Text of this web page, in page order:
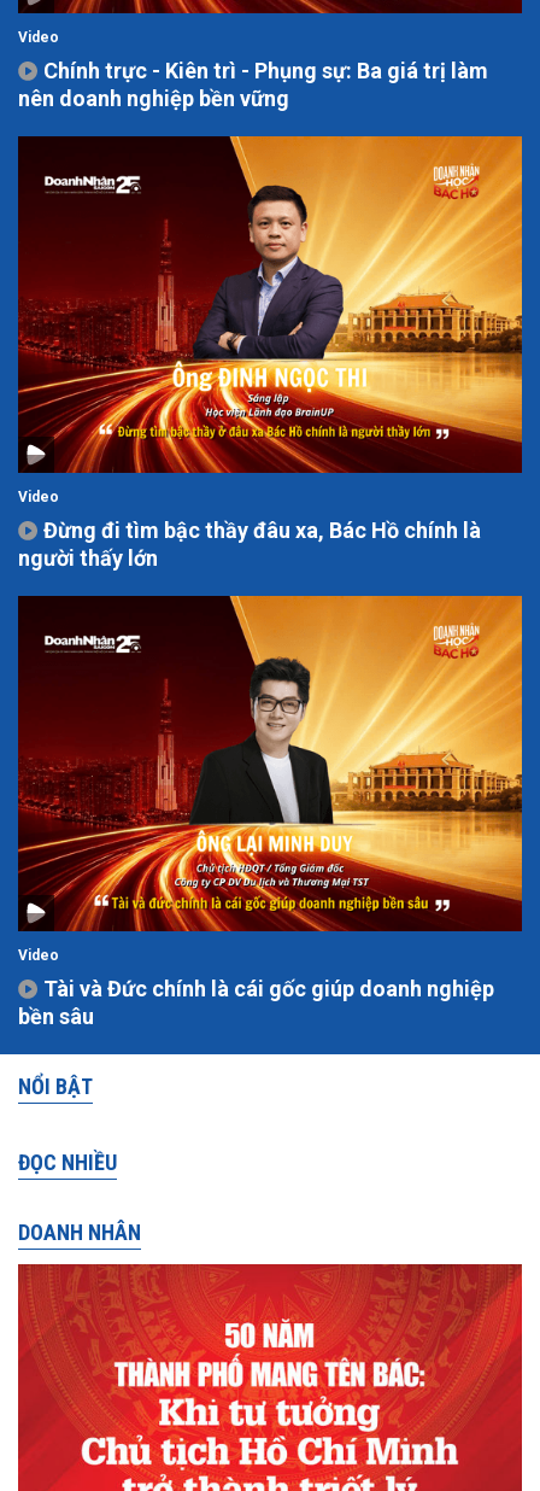
Video
Chính trực - Kiên trì - Phụng sự: Ba giá trị làm
nên doanh nghiệp bền vững
Video
Đừng đi tìm bậc thầy đâu xa, Bác Hồ chính là
người thấy lớn
Video
Tài và Đức chính là cái gốc giúp doanh nghiệp
bền sâu
NỔI BẬT
ĐỌC NHIỀU
DOANH NHÂN